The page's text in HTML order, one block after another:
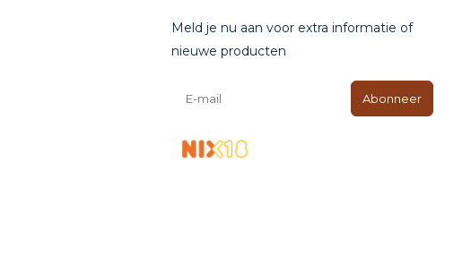
Meld je nu aan voor extra informatie of
nieuwe producten
Abonneer